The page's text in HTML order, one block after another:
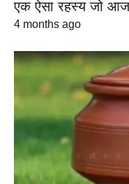
एक ऐसा रहस्य जो
4 months ago